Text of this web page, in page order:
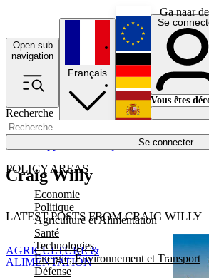
Ga naar
Open sub
navigation
Recherche
Se connecter
POLICY AREAS
Economie
Politique
Agriculture et Alimentation
Santé
Technologies
Energie, Environnement et Transport
Défense
Économie
Français
English
Deutsch
Español
Se
Vous êtes
Craig Willy
LATEST POSTS FROM CRAIG WILLY
AGRICULTURE &
ALIMENTATION